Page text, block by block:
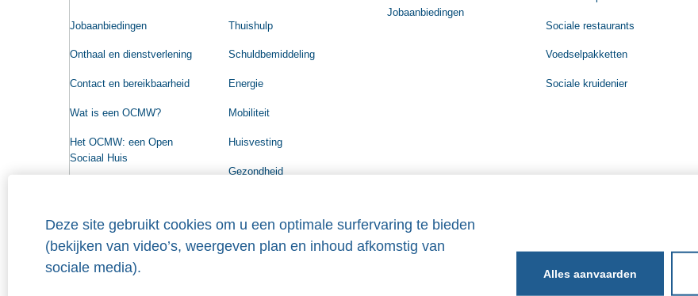
Deze site gebruikt cookies om u een optimale surfervaring te bieden
(bekijken van video’s, weergeven plan en inhoud afkomstig van
sociale media).
Jobaanbiedingen
Onthaal en dienstverlening
Contact en bereikbaarheid
Wat is een OCMW?
Het OCMW: een Open
Sociaal Huis
Raad voor Maatschappelijk
Welzijn
Organigram
Thuishulp
Schuldbemiddeling
Energie
Mobiliteit
Huisvesting
Gezondheid
Jobaanbiedingen
Sociale restaurants
Voedselpakketten
Sociale kruidenier